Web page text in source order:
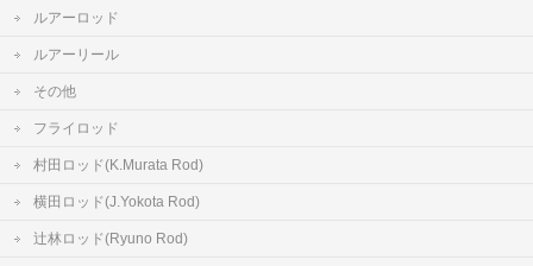
ルアーロッド
ルアーリール
その他
フライロッド
村田ロッド(K.Murata Rod)
横田ロッド(J.Yokota Rod)
辻林ロッド(Ryuno Rod)